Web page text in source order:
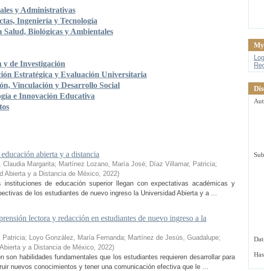
y Administrativas
Ingeniería y Tecnología
Salud, Biológicas y Ambientales
y de Investigación
Estratégica y Evaluación Universitaria
Vinculación y Desarrollo Social
e Innovación Educativa
abierta y a distancia
Claudia Margarita; Martínez Lozano, María José; Díaz Villamar, Patricia;
Abierta y a Distancia de México, 2022)
de educación superior llegan con expectativas académicas y
de los estudiantes de nuevo ingreso la Universidad Abierta y a ...
lectora y redacción en estudiantes de nuevo ingreso a la
Patricia; Loyo González, María Fernanda; Martínez de Jesús, Guadalupe;
y a Distancia de México, 2022)
son habilidades fundamentales que los estudiantes requieren desarrollar para
nuevos conocimientos y tener una comunicación efectiva que le ...